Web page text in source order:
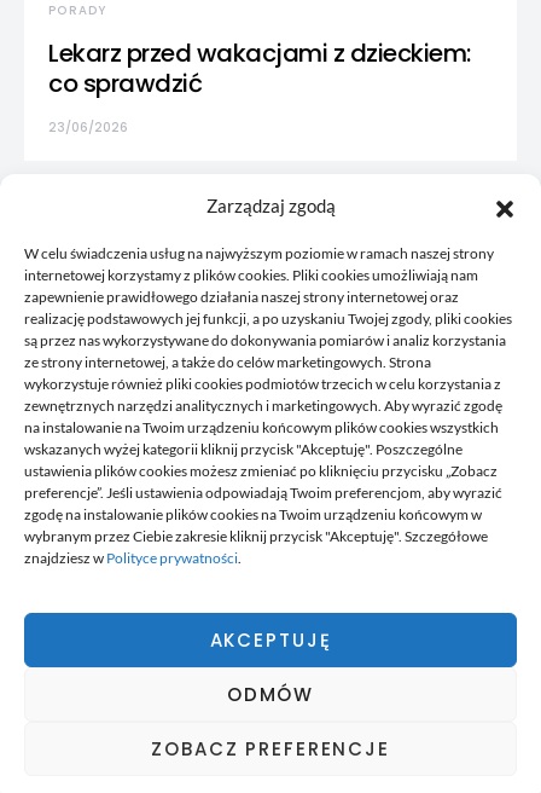
Zarządzaj zgodą
W celu świadczenia usług na najwyższym poziomie w ramach naszej strony
internetowej korzystamy z plików cookies. Pliki cookies umożliwiają nam
zapewnienie prawidłowego działania naszej strony internetowej oraz
realizację podstawowych jej funkcji, a po uzyskaniu Twojej zgody, pliki cookies
są przez nas wykorzystywane do dokonywania pomiarów i analiz korzystania
ze strony internetowej, a także do celów marketingowych. Strona
wykorzystuje również pliki cookies podmiotów trzecich w celu korzystania z
zewnętrznych narzędzi analitycznych i marketingowych. Aby wyrazić zgodę
na instalowanie na Twoim urządzeniu końcowym plików cookies wszystkich
wskazanych wyżej kategorii kliknij przycisk "Akceptuję". Poszczególne
ustawienia plików cookies możesz zmieniać po kliknięciu przycisku „Zobacz
preferencje”. Jeśli ustawienia odpowiadają Twoim preferencjom, aby wyrazić
zgodę na instalowanie plików cookies na Twoim urządzeniu końcowym w
wybranym przez Ciebie zakresie kliknij przycisk "Akceptuję". Szczegółowe
znajdziesz w Polityce prywatności.
AKCEPTUJĘ
ODMÓW
ZOBACZ PREFERENCJE
PORADY
Lekarz przed wakacjami z dzieckiem:
co sprawdzić
23/06/2026
Korkowy to blog, gdzie publikujemy własne przemyślenia, to
co nam przyjdzie akurat na myśl, czym chcemy się z wami
podzielić. Zawsze tworzymy coś co może się przydać
komuś, staramy się odpowiadać na pytania, które do nas
przysyłacie oraz ogólnie odpowiadamy na to bieżące
wydarzenia.
Czy wiesz, że możesz do nas dołączyć? To bardzo proste.
Wystarczy, że lubisz pisać teksty, dzielić się wiedzą. Napisz
do nas o czym lubisz tworzyć teksty, wyślij nam próbkę,